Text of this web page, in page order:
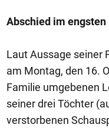
Abschied im
Laut Aussage seiner
am Montag, den 16.
Familie umgebenen
seiner drei Töchter
verstorbenen